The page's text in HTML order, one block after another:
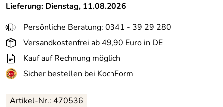
Lieferung: Dienstag, 11.08.2026
Persönliche Beratung: 0341 - 39 29 280
Versandkostenfrei ab 49,90 Euro in DE
Kauf auf Rechnung möglich
Sicher bestellen bei KochForm
Artikel-Nr.: 470536